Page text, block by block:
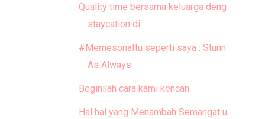
Quality time bersama keluarga dengan
staycation di...
#MemesonaItu seperti saya : Stunning
As Always
Beginilah cara kami kencan
Hal hal yang Menambah Semangat untuk